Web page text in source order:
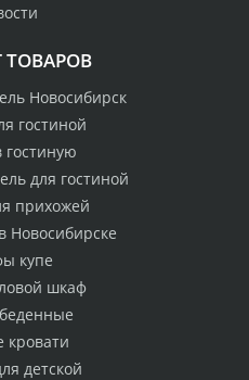
ТОВАРОВ
Новосибирск
гостиной
гостиную
для гостиной
прихожей
Новосибирске
купе
шкаф
кровати
детской